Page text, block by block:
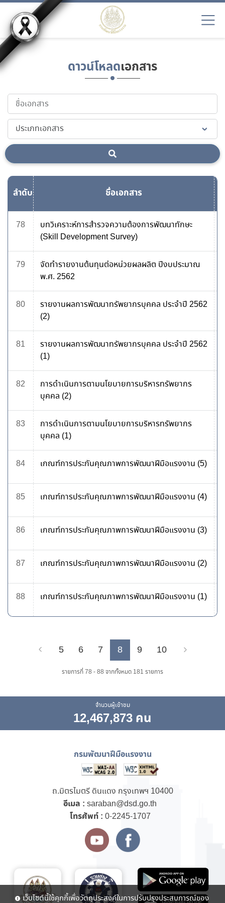
ดาวน์โหลดเอกสาร
ลำดับ ชื่อเอกสาร
78
บทวิเคราะห์การสำรวจความต้องการพัฒนาทักษะ
(Skill Development Survey)
79
จัดทำรายงานต้นทุนต่อหน่วยผลผลิต ปีงบประมาณ
พ.ศ. 2562
80
รายงานผลการพัฒนาทรัพยากรบุคคล ประจำปี 2562
(2)
81
รายงานผลการพัฒนาทรัพยากรบุคคล ประจำปี 2562
(1)
82
การดำเนินการตามนโยบายการบริหารทรัพยากร
บุคคล (2)
83
การดำเนินการตามนโยบายการบริหารทรัพยากร
บุคคล (1)
84 เกณฑ์การประกันคุณภาพการพัฒนาฝีมือแรงงาน (5)
85 เกณฑ์การประกันคุณภาพการพัฒนาฝีมือแรงงาน (4)
86 เกณฑ์การประกันคุณภาพการพัฒนาฝีมือแรงงาน (3)
87 เกณฑ์การประกันคุณภาพการพัฒนาฝีมือแรงงาน (2)
88 เกณฑ์การประกันคุณภาพการพัฒนาฝีมือแรงงาน (1)
5 6 7 8 9 10
รายการที่ 78 - 88 จากทั้งหมด 181 รายการ
จำนวนผู้เข้าชม
12,467,873 คน
กรมพัฒนาฝีมือแรงงาน
ถ.มิตรไมตรี ดินแดง กรุงเทพฯ 10400
อีเมล : saraban@dsd.go.th
โทรศัพท์ : 0-2245-1707
เว็บไซต์นี้ใช้คุกกี้เพื่อวัตถุประสงค์ในการปรับปรุงประสบการณ์ของ